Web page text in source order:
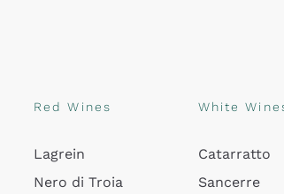
Red Wines
Lagrein
Nero di Troia
White
Catarratto
Sancerre